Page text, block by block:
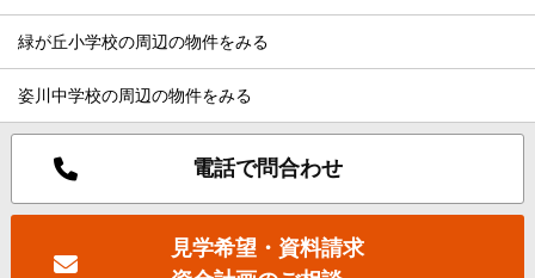
緑が丘小学校の周辺の物件をみる
姿川中学校の周辺の物件をみる
電話で問合わせ
見学希望・資料請求